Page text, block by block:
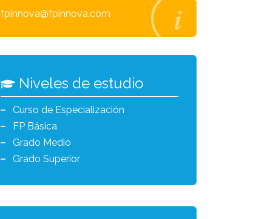
fpinnova@fpinnova.com
Niveles de estudio
Curso de Especialización
FP Básica
Grado Medio
Grado Superior